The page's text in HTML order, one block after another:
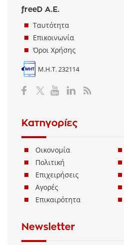
freeD Α.Ε.
Ταυτότητα
Επικοινωνία
Όροι Χρήσης
Μ.Η.Τ. 232114
Κατηγορίες
Οικονομία
Πολιτική
Επιχειρήσεις
Αγορές
Επικαιρότητα
Newsletter